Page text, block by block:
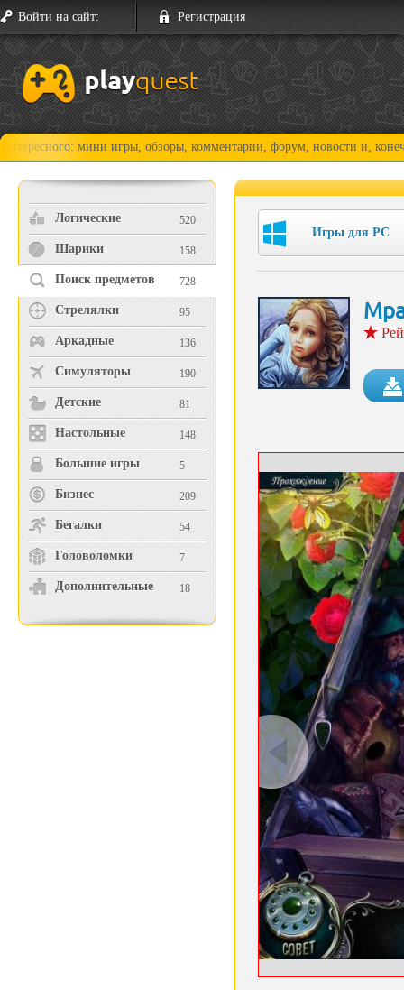
Войти на сайт: Регистрация
мини игры, обзоры, комментарии, форум, новости и, конечно,
Логические 520
Шарики 158
Поиск предметов 728
Стрелялки 95
Аркадные 136
Симуляторы 190
Детские 81
Настольные 148
Большие игры 5
Бизнес 209
Бегалки 54
Головоломки 7
Дополнительные 18
Игры для PC